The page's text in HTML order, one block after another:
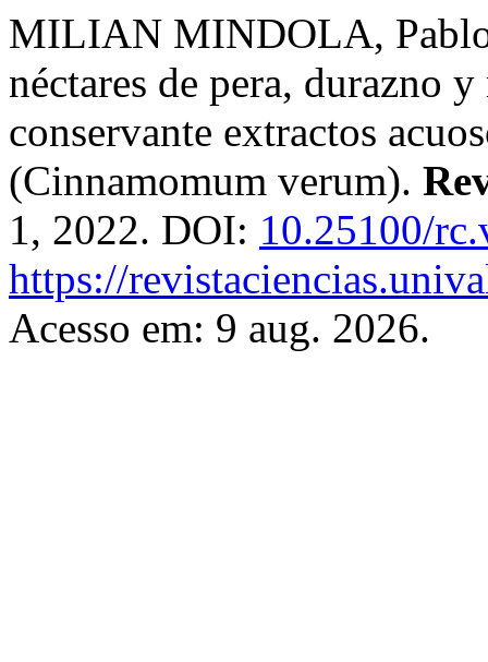
MILIAN MINDOLA,
néctares de pera, durazno
conservante extractos
(Cinnamomum verum).
1, 2022. DOI: 10.25100/
https://
Acesso em: 9 aug. 2026.